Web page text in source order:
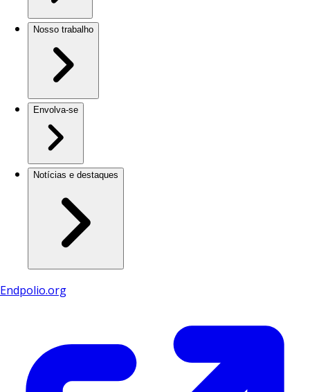
Nosso trabalho
Envolva-se
Notícias e destaques
Endpolio.org